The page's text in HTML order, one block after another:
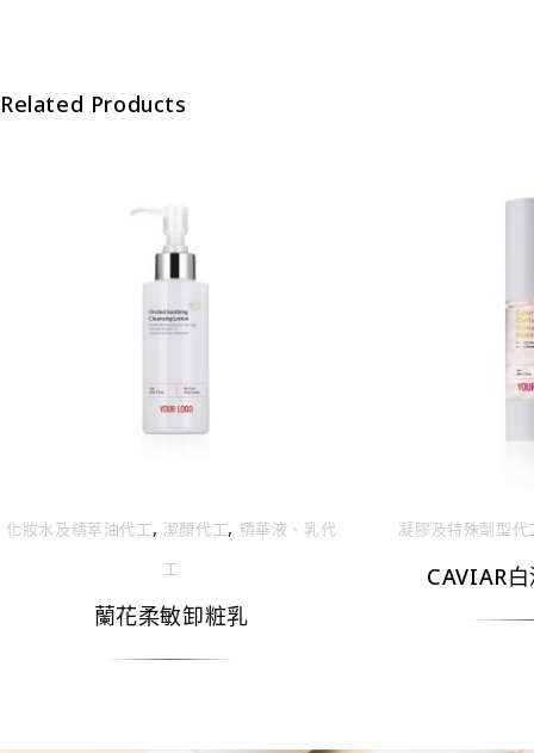
Related Products
化妝⽔及精萃油代⼯, 潔顏代工, 精華液、乳代
⼯
蘭花柔敏卸粧乳
凝膠及特殊劑型代
CAVIAR